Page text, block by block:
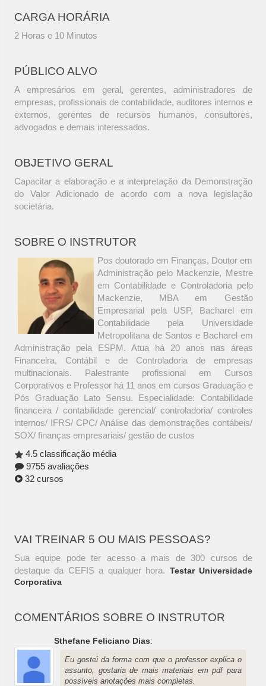
CARGA HORÁRIA
2 Horas e 10 Minutos
PÚBLICO ALVO
A empresários em geral, gerentes, administradores de
empresas, profissionais de contabilidade, auditores internos e
externos, gerentes de recursos humanos, consultores,
advogados e demais interessados.
OBJETIVO GERAL
Capacitar a elaboração e a interpretação da Demonstração
do Valor Adicionado de acordo com a nova legislação
societária.
SOBRE O INSTRUTOR
Pos doutorado em Finanças, Doutor em
Administração pelo Mackenzie, Mestre
em Contabilidade e Controladoria pelo
Mackenzie, MBA em Gestão
Empresarial pela USP, Bacharel em
Contabilidade pela Universidade
Metropolitana de Santos e Bacharel em
Administração pela ESPM. Atua há 20 anos nas áreas
Financeira, Contábil e de Controladoria de empresas
multinacionais. Palestrante profissional em Cursos
Corporativos e Professor há 11 anos em cursos Graduação e
Pós Graduação Lato Sensu. Especialidade: Contabilidade
financeira / contabilidade gerencial/ controladoria/ controles
internos/ IFRS/ CPC/ Análise das demonstrações contábeis/
SOX/ finanças empresariais/ gestão de custos
4.5 classificação média
9755 avaliações
32 cursos
VAI TREINAR 5 OU MAIS PESSOAS?
Sua equipe pode ter acesso a mais de 300 cursos de
destaque da CEFIS a qualquer hora. Testar Universidade
Corporativa
COMENTÁRIOS SOBRE O INSTRUTOR
Sthefane Feliciano Dias:
Eu gostei da forma com que o professor explica o
assunto, gostaria de mais materiais em pdf para
possíveis anotações mais completas.